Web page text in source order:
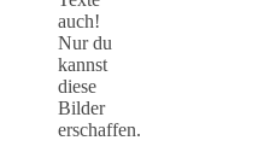
auch!
Nur du
kannst
diese
Bilder
erschaffen.